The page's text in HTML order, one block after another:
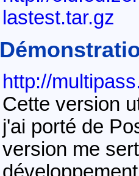
lastest.tar.gz
http://
Cette version
j'ai porté de
version me